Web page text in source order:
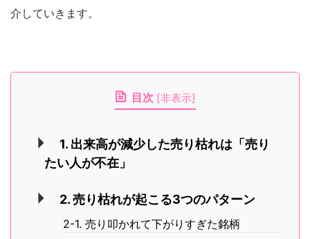
介していきます。
目次 [非表示]
1. 出来高が減少した売り枯れは「売り
たい人が不在」
2. 売り枯れが起こる3つのパターン
2-1. 売り叩かれて下がりすぎた銘柄